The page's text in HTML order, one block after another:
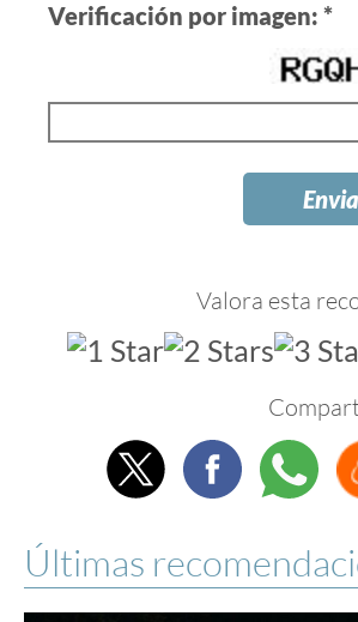
Verificación por imagen: *
Valora esta
TwitterFacebook
Últimas